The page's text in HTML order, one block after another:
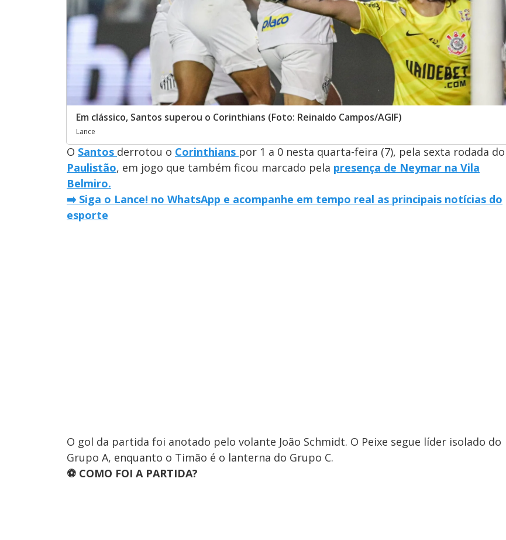
Em clássico, Santos superou o Corinthians (Foto: Reinaldo Campos/AGIF)
Lance
O Santos derrotou o Corinthians por 1 a 0 nesta quarta-feira (7), pela sexta rodada do
Paulistão, em jogo que também ficou marcado pela presença de Neymar na Vila
Belmiro.
➡️ Siga o Lance! no WhatsApp e acompanhe em tempo real as principais notícias do
esporte
O gol da partida foi anotado pelo volante João Schmidt. O Peixe segue líder isolado do
Grupo A, enquanto o Timão é o lanterna do Grupo C.
⚽ COMO FOI A PARTIDA?